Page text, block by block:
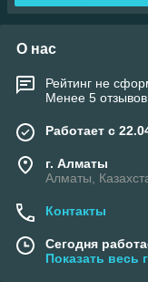
О нас
Рейтинг не
Менее 5
Работает с
г. Алматы
Алматы,
Контакты
Сегодня
Показать весь